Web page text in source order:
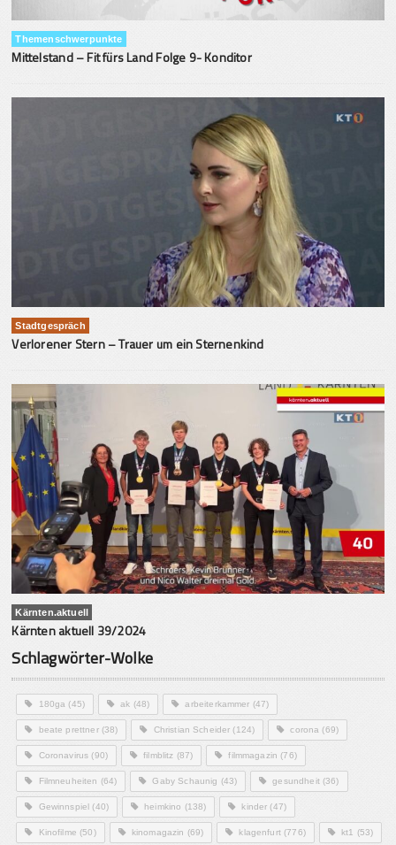
Themenschwerpunkte
Mittelstand – Fit fürs Land Folge 9- Konditor
Stadtgespräch
Verlorener Stern – Trauer um ein Sternenkind
Kärnten.aktuell
Kärnten aktuell 39/2024
Schlagwörter-Wolke
180ga (45) ak (48) arbeiterkammer (47)
beate prettner(38) Christian Scheider (124) corona (69)
Coronavirus (90) filmblitz (87) filmmagazin (76)
Filmneuheiten (64) Gaby Schaunig (43) gesundheit(36)
Gewinnspiel (40) heimkino (138) kinder (47)
Kinofilme (50) kinomagazin (69) klagenfurt(776) kt1 (53)